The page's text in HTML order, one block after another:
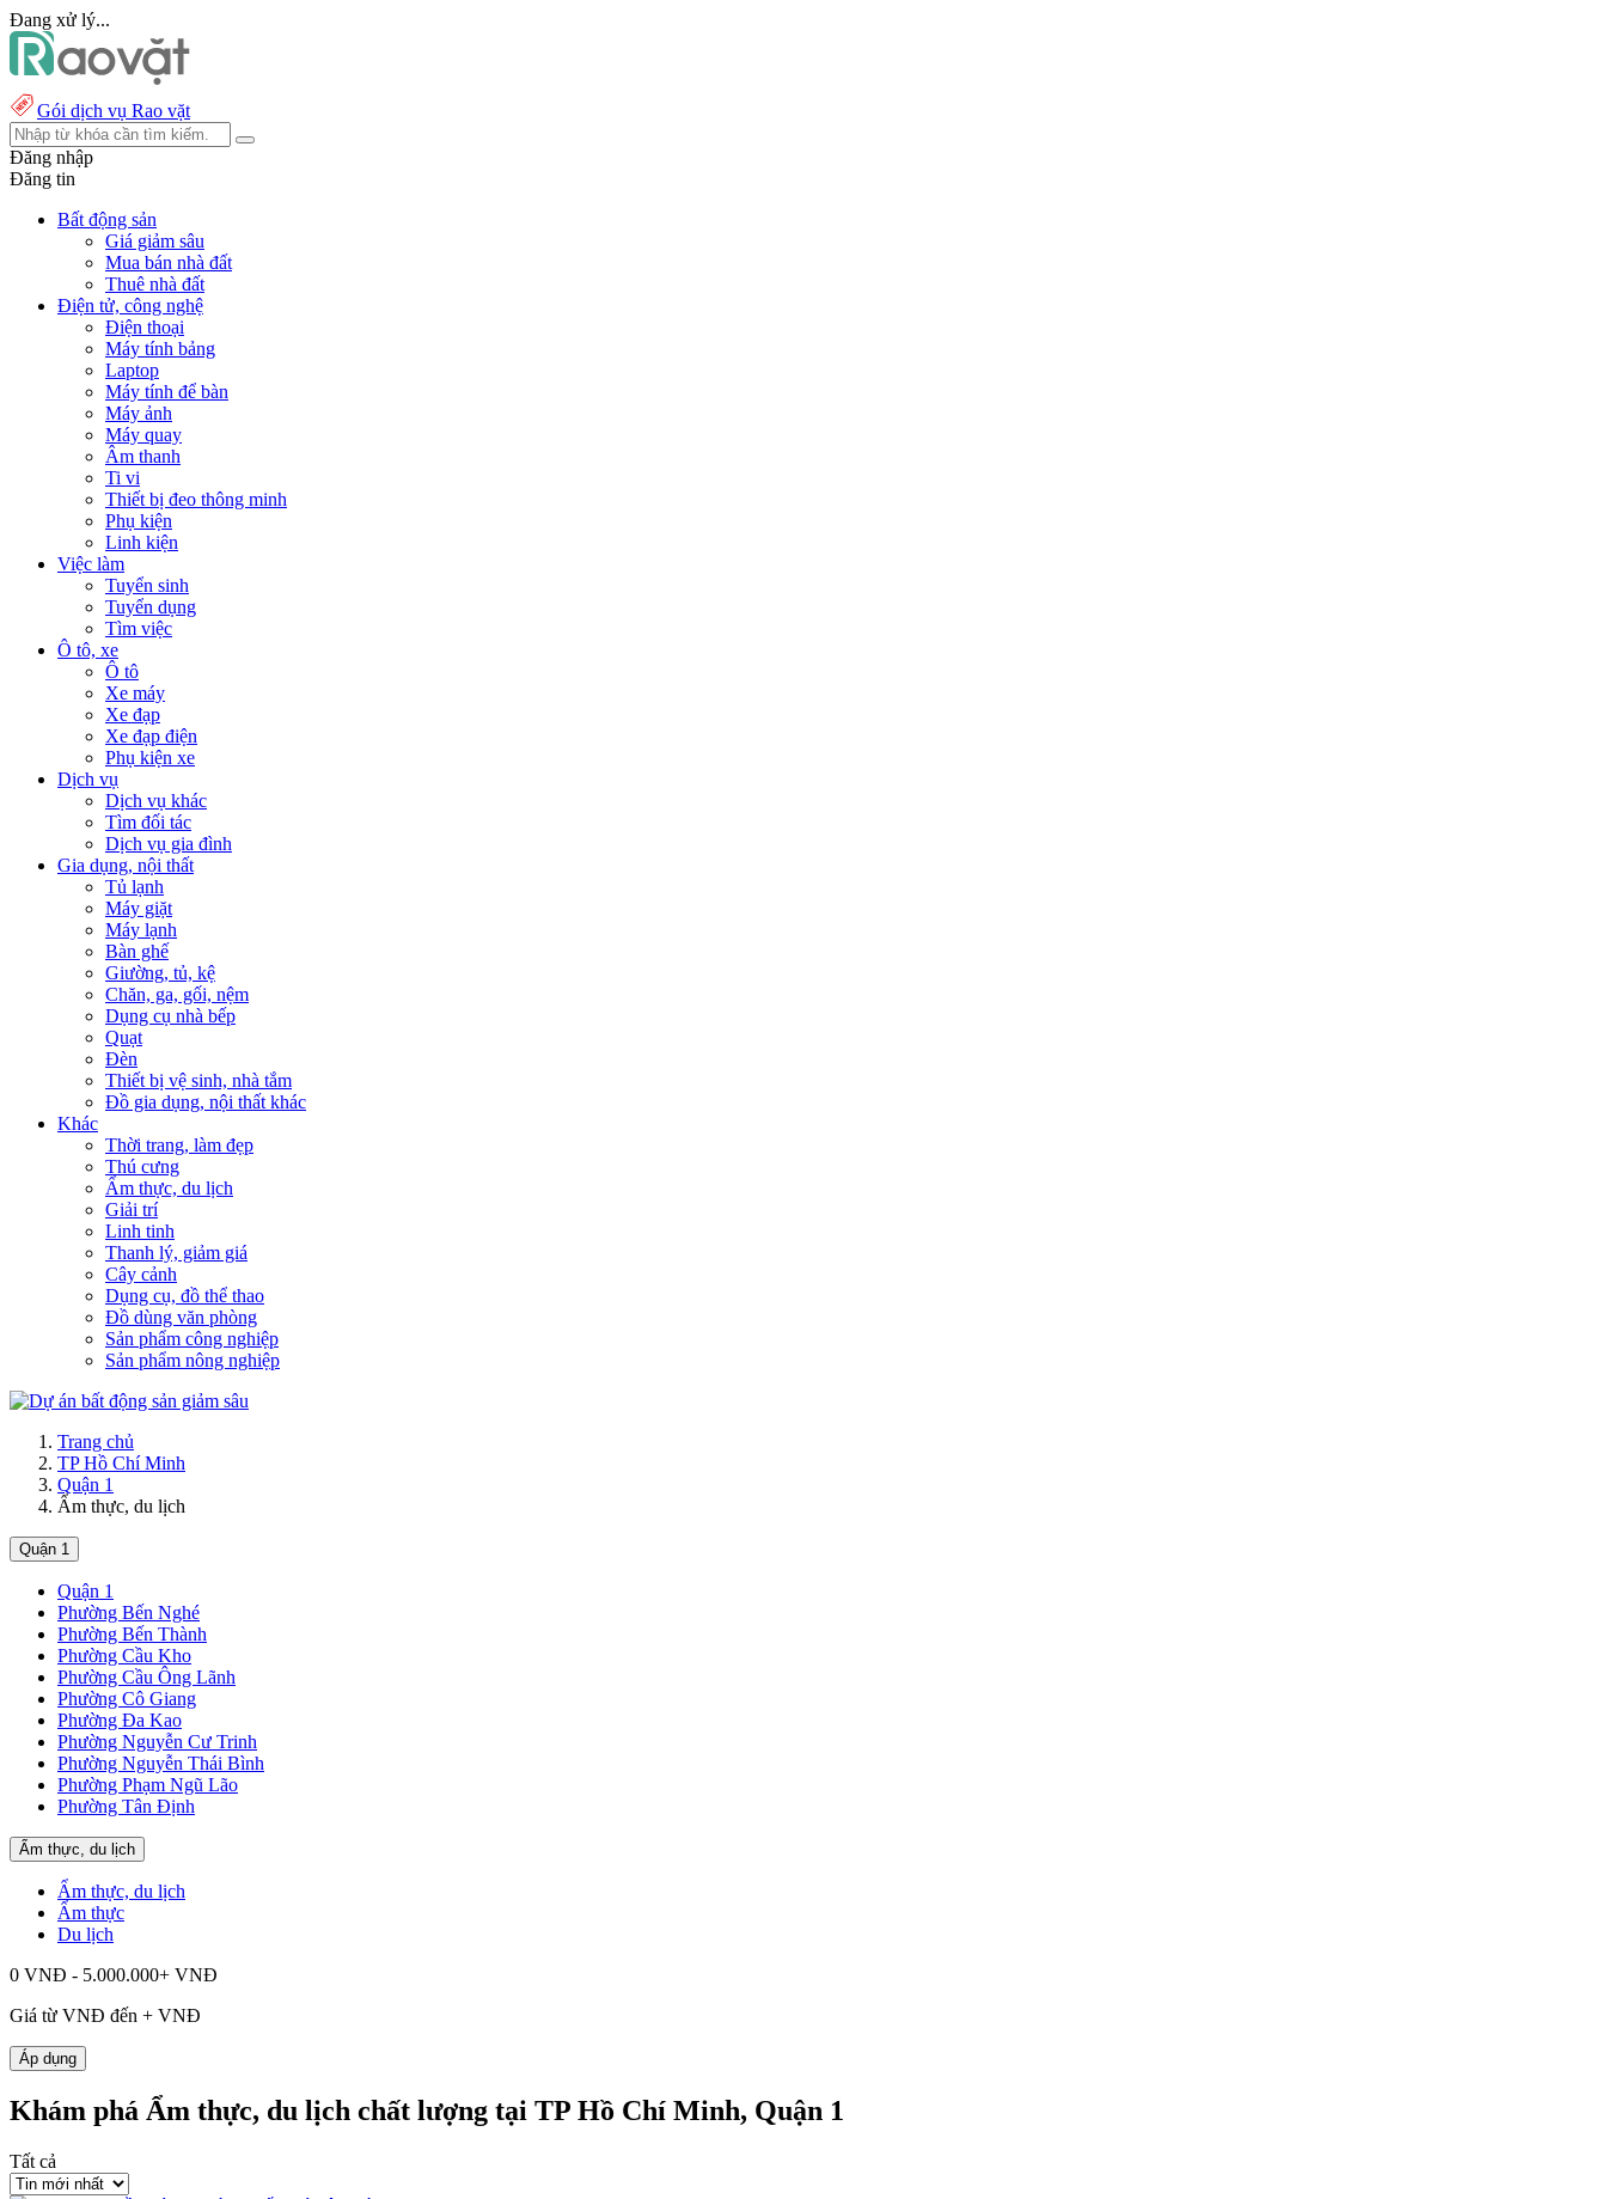
Đang xử lý...
Gói dịch vụ Rao vặt
Đăng nhập
Đăng tin
Bất động sản
Giá giảm sâu
Mua bán nhà đất
Thuê nhà đất
Điện tử, công nghệ
Điện thoại
Máy tính bảng
Laptop
Máy tính để bàn
Máy ảnh
Máy quay
Âm thanh
Ti vi
Thiết bị đeo thông minh
Phụ kiện
Linh kiện
Việc làm
Tuyển sinh
Tuyển dụng
Tìm việc
Ô tô, xe
Ô tô
Xe máy
Xe đạp
Xe đạp điện
Phụ kiện xe
Dịch vụ
Dịch vụ khác
Tìm đối tác
Dịch vụ gia đình
Gia dụng, nội thất
Tủ lạnh
Máy giặt
Máy lạnh
Bàn ghế
Giường, tủ, kệ
Chăn, ga, gối, nệm
Dụng cụ nhà bếp
Quạt
Đèn
Thiết bị vệ sinh, nhà tắm
Đồ gia dụng, nội thất khác
Khác
Thời trang, làm đẹp
Thú cưng
Ẩm thực, du lịch
Giải trí
Linh tinh
Thanh lý, giảm giá
Cây cảnh
Dụng cụ, đồ thể thao
Đồ dùng văn phòng
Sản phẩm công nghiệp
Sản phẩm nông nghiệp
Trang chủ
TP Hồ Chí Minh
Quận 1
Ẩm thực, du lịch
Quận 1
Quận 1
Phường Bến Nghé
Phường Bến Thành
Phường Cầu Kho
Phường Cầu Ông Lãnh
Phường Cô Giang
Phường Đa Kao
Phường Nguyễn Cư Trinh
Phường Nguyễn Thái Bình
Phường Phạm Ngũ Lão
Phường Tân Định
Ẩm thực, du lịch
Ẩm thực, du lịch
Ẩm thực
Du lịch
0 VNĐ - 5.000.000+ VNĐ
Giá từ VNĐ đến + VNĐ
Áp dụng
Khám phá Ẩm thực, du lịch chất lượng tại TP Hồ Chí Minh, Quận 1
Tất cả